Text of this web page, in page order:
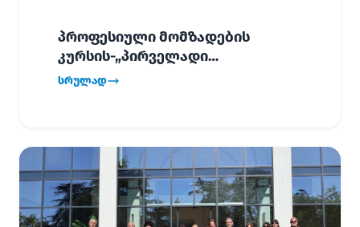
პროფესიული მომზადების
კურსის-„პირველადი
გადაუდებელი დახმარება“,
სრულად